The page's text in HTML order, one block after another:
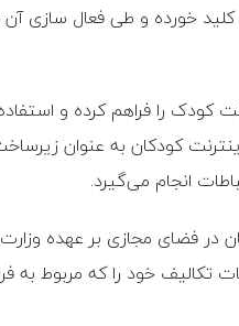
کودک را فراهم کرده و
کودکان به عنوان
انجام می‌گیرد.
در فضای مجازی بر عهده
تکالیف خود را که مربوط به